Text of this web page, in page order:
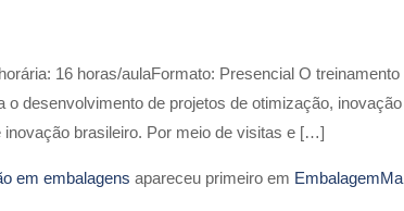
16 horas/aulaFormato: Presencial O
desenvolvimento de projetos de otimização,
brasileiro. Por meio de visitas e […]
em embalagens apareceu primeiro em